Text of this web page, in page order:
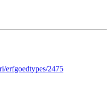
erfgoedtypes/2475